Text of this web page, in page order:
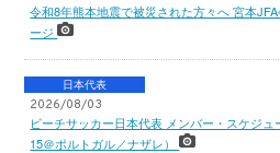
令和8年熊本地震で被災された方々へ 宮本
ージ
日本代表
2026/08/03
ビーチサッカー日本代表 メンバー・スケジ
15＠ポルトガル／ナザレ）